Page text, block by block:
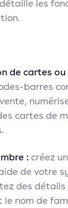
les
de cartes
barres
cartes de
:créez
de votre
des
le nom de